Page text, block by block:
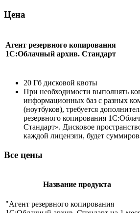
Цена
Агент резервного копирования
1С:Облачный архив. Стандарт
20 Гб дисковой квоты
При необходимости выполнять
информационных баз с разных
(ноутбуков), требуется
резервного копирования
Стандарт». Дисковое
каждой лицензии, будет
Все цены
Название продукта
"Агент резервного копирования